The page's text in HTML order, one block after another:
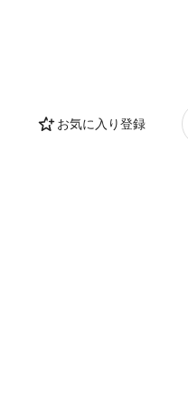
お気に入り登録